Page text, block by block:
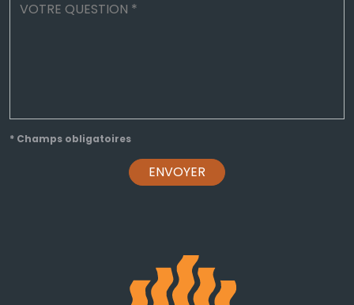
* Champs obligatoires
ENVOYER